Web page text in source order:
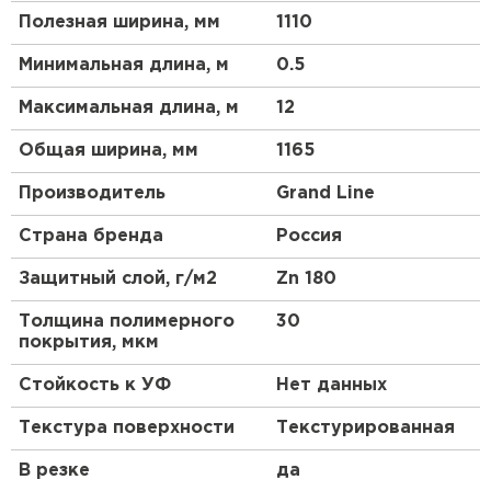
варианты из хромоникелевой стали, алюминия
или меди.
Толщина. Для низкого профиля допускается
минимальная толщина 0,4 мм, для высокого –
(многослойный) материал. У разных марок
число слоев меняется от 3 до 10; толщина
также может быть разной.
Полезная ширина, мм 1110
Минимальная длина, м 0.5
Максимальная длина, м 12
Общая ширина, мм 1165
Производитель Grand Line
Страна бренда Россия
Защитный слой, г/м2 Zn 180
Толщина полимерного
покрытия, мкм
30
Стойкость к УФ Нет данных
Текстура поверхности Текстурированная
В резке да
Штакетник
ПЕРЕЙТИ